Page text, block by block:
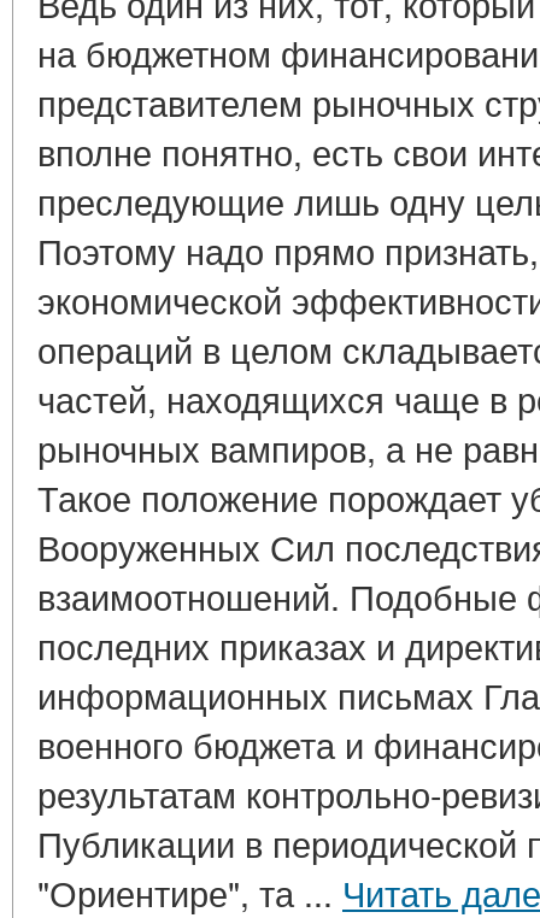
на бюджетном
представителем рыночных
вполне понятно, есть свои
преследующие лишь одну
Поэтому надо прямо
экономической
операций в целом
частей, находящихся чаще в
рыночных вампиров, а не
Такое положение порождает
Вооруженных Сил
взаимоотношений. Подобные
последних приказах и
информационных письмах
военного бюджета и
результатам контрольно-
Публикации в периодической
"Ориентире", та ... Читать